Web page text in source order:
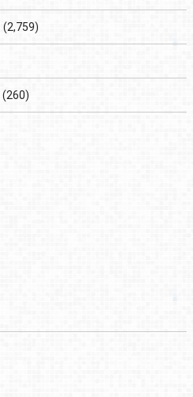
(2,759)
(260)